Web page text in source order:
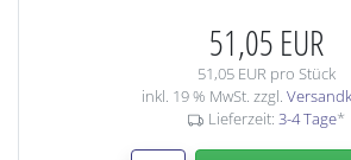
51,05 EUR
51,05 EUR pro Stück
inkl. 19 % MwSt. zzgl.
Lieferzeit: 3-4 Tage*